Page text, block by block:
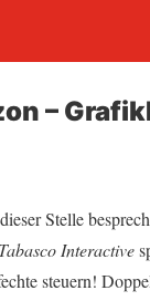
–
Stelle
Tabasco Interactive
steuern!